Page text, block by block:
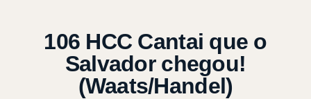
106 HCC Cantai que o
Salvador chegou!
(Waats/Handel)